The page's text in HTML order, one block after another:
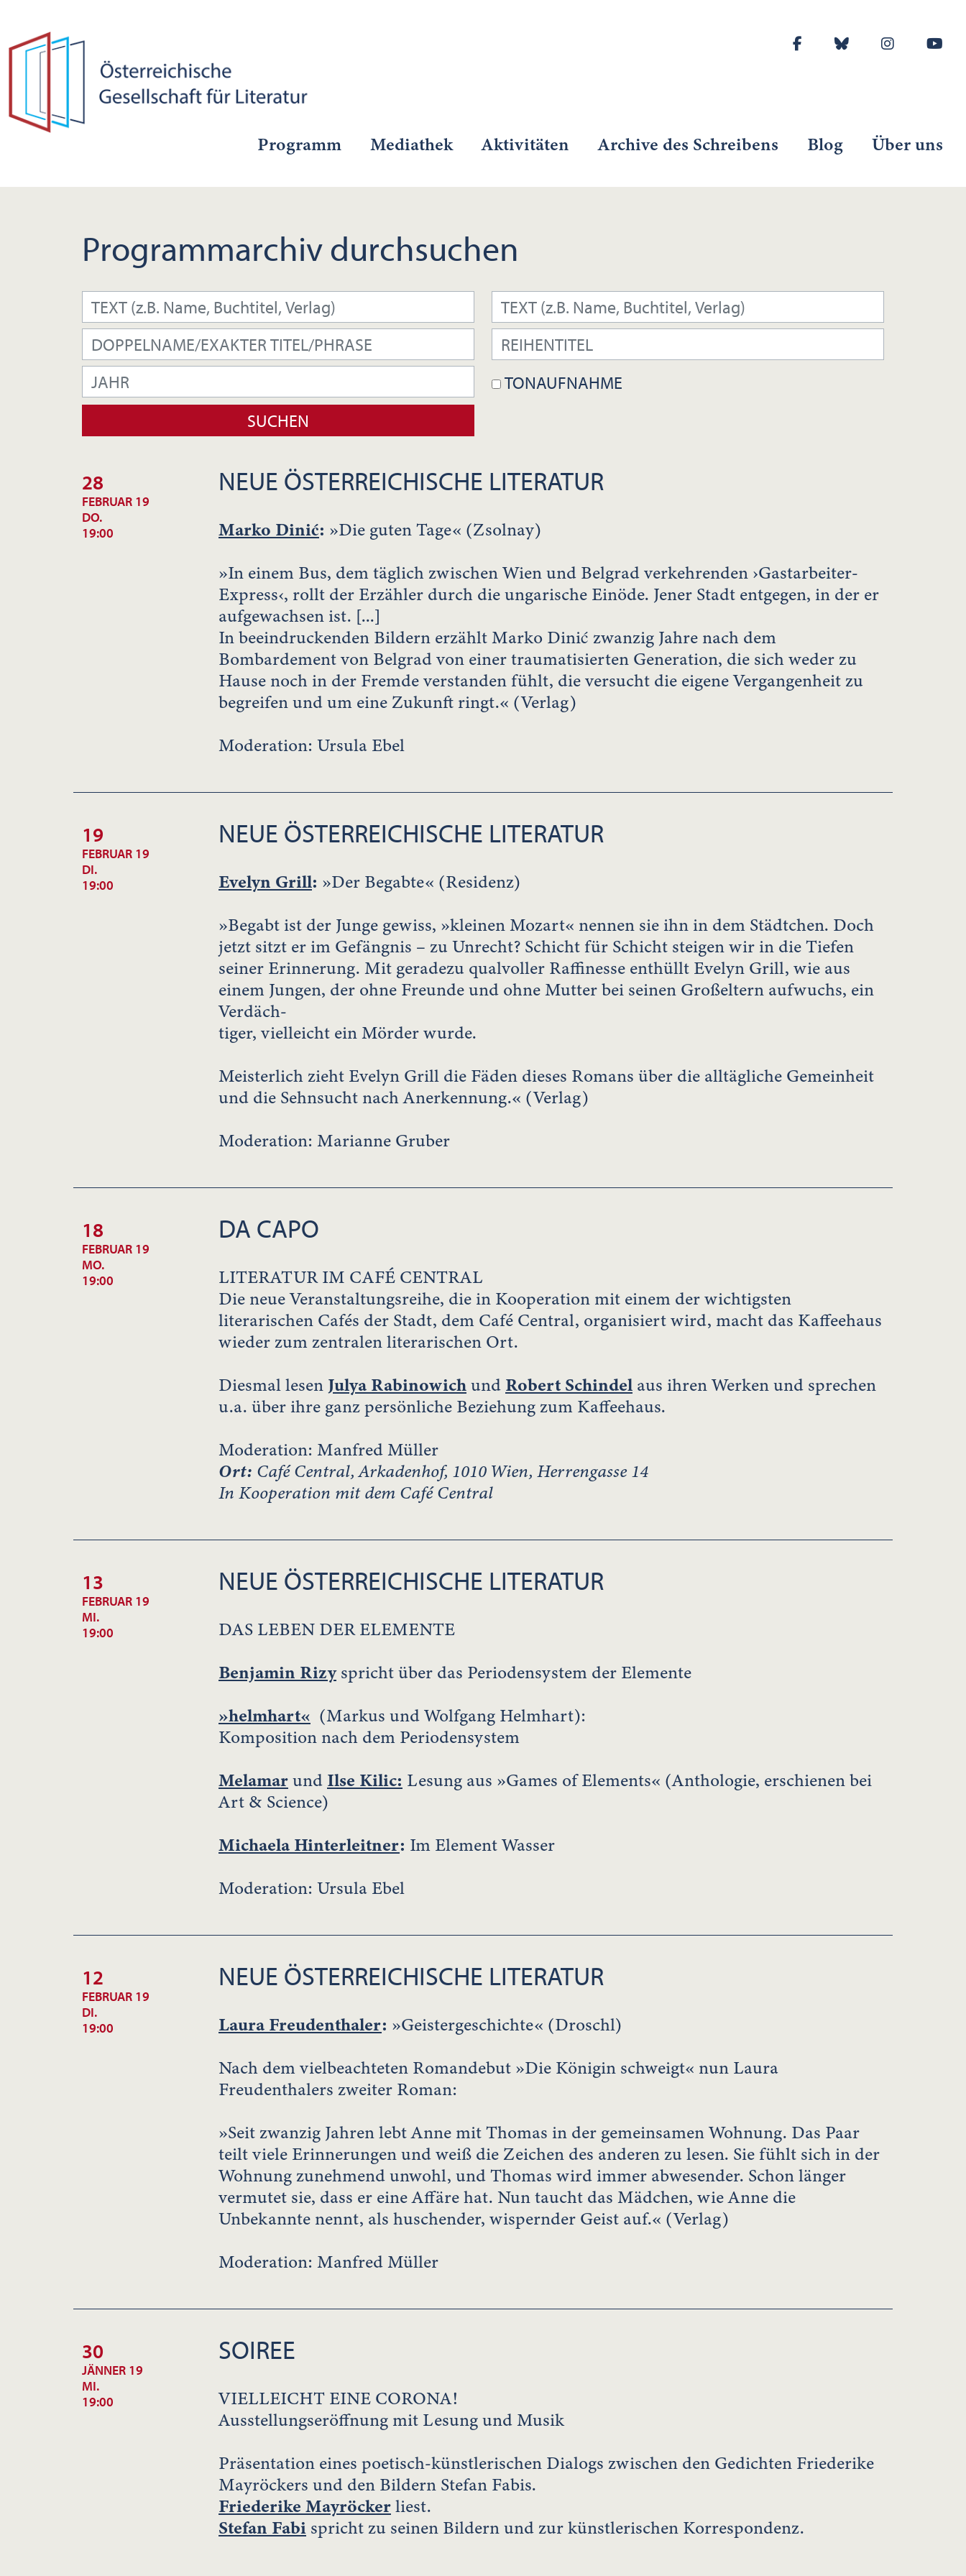
Programm Mediathek Aktivitäten Archive des Schreibens Blog Über uns
Programmarchiv durchsuchen
TONAUFNAHME
28
FEBRUAR 19
DO.
19:00
NEUE ÖSTERREICHISCHE LITERATUR
Marko Dinić: »Die guten Tage« (Zsolnay)
»In einem Bus, dem täglich zwischen Wien und Belgrad verkehrenden ›Gastarbeiter-
Express‹, rollt der Erzähler durch die ungarische Einöde. Jener Stadt entgegen, in der er
aufgewachsen ist. [...]
In beeindruckenden Bildern erzählt Marko Dinić zwanzig Jahre nach dem
Bombardement von Belgrad von einer traumatisierten Generation, die sich weder zu
Hause noch in der Fremde verstanden fühlt, die versucht die eigene Vergangenheit zu
begreifen und um eine Zukunft ringt.« (Verlag)
Moderation: Ursula Ebel
19
FEBRUAR 19
DI.
19:00
NEUE ÖSTERREICHISCHE LITERATUR
Evelyn Grill: »Der Begabte« (Residenz)
»Begabt ist der Junge gewiss, »kleinen Mozart« nennen sie ihn in dem Städtchen. Doch
jetzt sitzt er im Gefängnis – zu Unrecht? Schicht für Schicht steigen wir in die Tiefen
seiner Erinnerung. Mit geradezu qualvoller Raffinesse enthüllt Evelyn Grill, wie aus
einem Jungen, der ohne Freunde und ohne Mutter bei seinen Großeltern aufwuchs, ein
Verdäch-
tiger, vielleicht ein Mörder wurde.
Meisterlich zieht Evelyn Grill die Fäden dieses Romans über die alltägliche Gemeinheit
und die Sehnsucht nach Anerkennung.« (Verlag)
Moderation: Marianne Gruber
18
FEBRUAR 19
MO.
19:00
DA CAPO
LITERATUR IM CAFÉ CENTRAL
Die neue Veranstaltungsreihe, die in Kooperation mit einem der wichtigsten
literarischen Cafés der Stadt, dem Café Central, organisiert wird, macht das Kaffeehaus
wieder zum zentralen literarischen Ort.
Diesmal lesen Julya Rabinowichund Robert Schindel aus ihren Werken und sprechen
u.a. über ihre ganz persönliche Beziehung zum Kaffeehaus.
Moderation: Manfred Müller
Ort: Café Central, Arkadenhof, 1010 Wien, Herrengasse 14
In Kooperation mit dem Café Central
13
FEBRUAR 19
MI.
19:00
NEUE ÖSTERREICHISCHE LITERATUR
DAS LEBEN DER ELEMENTE
Benjamin Rizyspricht über das Periodensystem der Elemente
»helmhart« (Markus und Wolfgang Helmhart):
Komposition nach dem Periodensystem
Melamarund Ilse Kilic: Lesung aus »Games of Elements« (Anthologie, erschienen bei
Art & Science)
Michaela Hinterleitner: Im Element Wasser
Moderation: Ursula Ebel
12
FEBRUAR 19
DI.
19:00
NEUE ÖSTERREICHISCHE LITERATUR
Laura Freudenthaler: »Geistergeschichte« (Droschl)
Nach dem vielbeachteten Romandebut »Die Königin schweigt« nun Laura
Freudenthalers zweiter Roman:
»Seit zwanzig Jahren lebt Anne mit Thomas in der gemeinsamen Wohnung. Das Paar
teilt viele Erinnerungen und weiß die Zeichen des anderen zu lesen. Sie fühlt sich in der
Wohnung zunehmend unwohl, und Thomas wird immer abwesender. Schon länger
vermutet sie, dass er eine Affäre hat. Nun taucht das Mädchen, wie Anne die
Unbekannte nennt, als huschender, wispernder Geist auf.« (Verlag)
Moderation: Manfred Müller
30
JÄNNER 19
MI.
19:00
SOIREE
VIELLEICHT EINE CORONA!
Ausstellungseröffnung mit Lesung und Musik
Präsentation eines poetisch-künstlerischen Dialogs zwischen den Gedichten Friederike
Mayröckers und den Bildern Stefan Fabis.
Friederike Mayröckerliest.
Stefan Fabi spricht zu seinen Bildern und zur künstlerischen Korrespondenz.